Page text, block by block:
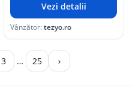
Vezi detalii
Vânzător:tezyo.ro
3 … 25 ›